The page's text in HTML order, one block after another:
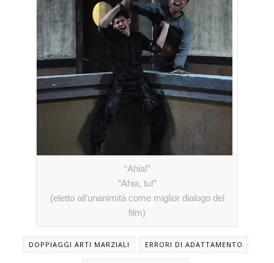
“Ahia!”
“Ahia, tu!”
(eletto all’unanimità come miglior dialogo del
film)
DOPPIAGGI ARTI MARZIALI ERRORI DI ADATTAMENTO